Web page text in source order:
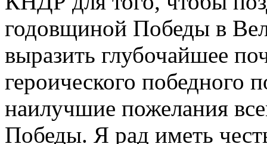
годовщиной Победы в
выразить глубочайшее
героического победного
наилучшие пожелания
Победы. Я рад иметь